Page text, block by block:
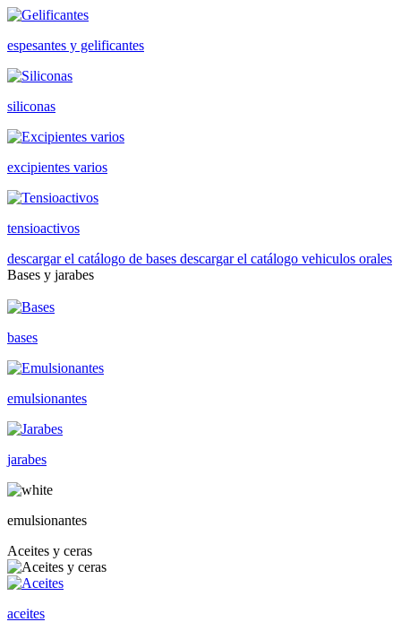
espesantes y gelificantes
siliconas
excipientes varios
tensioactivos
descargar el catálogo de bases descargar el catálogo vehiculos orales
Bases y jarabes
bases
emulsionantes
jarabes
emulsionantes
Aceites y ceras
aceites